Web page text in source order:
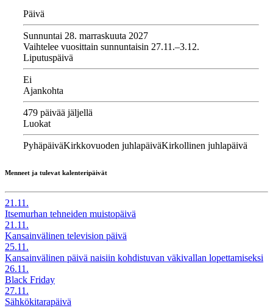
Päivä
Sunnuntai 28. marraskuuta 2027
Vaihtelee vuosittain sunnuntaisin 27.11.–3.12.
Liputuspäivä
Ei
Ajankohta
479 päivää jäljellä
Luokat
PyhäpäiväKirkkovuoden juhlapäiväKirkollinen juhlapäivä
Menneet ja tulevat kalenteripäivät
21.11.
Itsemurhan tehneiden muistopäivä
21.11.
Kansainvälinen television päivä
25.11.
Kansainvälinen päivä naisiin kohdistuvan väkivallan lopettamiseksi
26.11.
Black Friday
27.11.
Sähkökitarapäivä